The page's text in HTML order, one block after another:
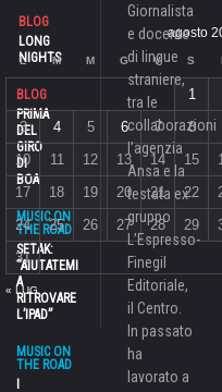
BLOG
LONG
NIGHTS
BLOG
PRIMA
DEL
GIRO
DI
BOA
MUSIC ON
THE ROAD
SETAK:
“AIUTATEMI
A
RITROVARE
L’IPAD”
MUSIC ON
THE ROAD
I
agosto
L M M G V S
« LUG
1
3
4 5 6 7 8
10
11 12 13 14 15
17
18 19 20 21 22
24
25 26 27 28 29
31
Giornalista
e docente
di lingue
straniere,
tra le
collaborazioni
l’agenzia
Ansa e la
testata ex
gruppo
L’Espresso-
Finegil
Editoriale,
il Centro.
In passato
ha
lavorato a